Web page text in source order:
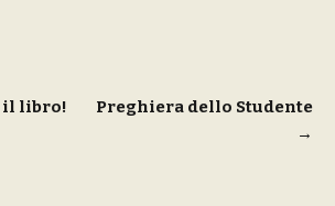
il libro!
Preghiera dello Studente
→